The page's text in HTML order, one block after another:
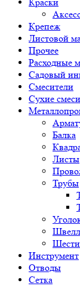
Крепеж
Листовой
Прочее
Расходные
Садовый
Смесители
Сухие смеси
Балка
Листы
Трубы
Инструмент
Отводы
Сетка